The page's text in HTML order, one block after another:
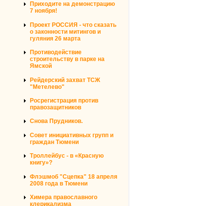
Приходите на демонстрацию
7 ноября!
Проект РОССИЯ - что сказать
о законности митингов и
гуляния 26 марта
Противодействие
строительству в парке на
Ямской
Рейдерский захват ТСЖ
"Метелево"
Росрегистрация против
правозащитников
Снова Прудников.
Совет инициативных групп и
граждан Тюмени
Троллейбус - в «Красную
книгу»?
Флэшмоб "Сцепка" 18 апреля
2008 года в Тюмени
Химера православного
клерикализма